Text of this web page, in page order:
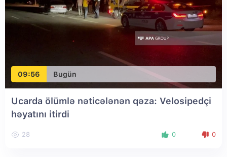
09:56 Bugün
Ucarda ölümlə nəticələnən qəza: Velosipedçi
həyatını itirdi
28 0 0